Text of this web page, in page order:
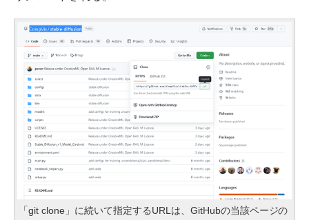
「git clone」に続いて指定するURLは、GitHubの当該ページの